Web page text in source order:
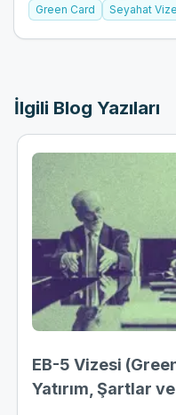
Green Card
Seyahat
İlgili Blog Yazıları
EB-5 Vizesi
Yatırım, Şartlar